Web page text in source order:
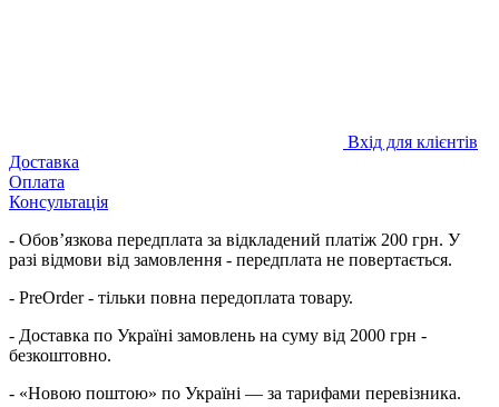
Вхід для клієнтів
Доставка
Оплата
Консультація
- Обов’язкова передплата за відкладений платіж 200 грн. У
разі відмови від замовлення - передплата не повертається.
- PreOrder - тільки повна передоплата товару.
- Доставка по Україні замовлень на суму від 2000 грн -
безкоштовно.
- «Новою поштою» по Україні — за тарифами перевізника.